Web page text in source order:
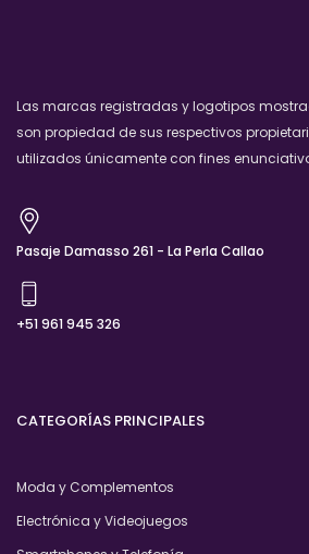
Las marcas registradas y logotipos
son propiedad de sus respectivos
utilizados únicamente con fines
Pasaje Damasso 261 - La Perla Callao
+51 961 945 326
CATEGORÍAS PRINCIPALES
Moda y Complementos
Electrónica y Videojuegos